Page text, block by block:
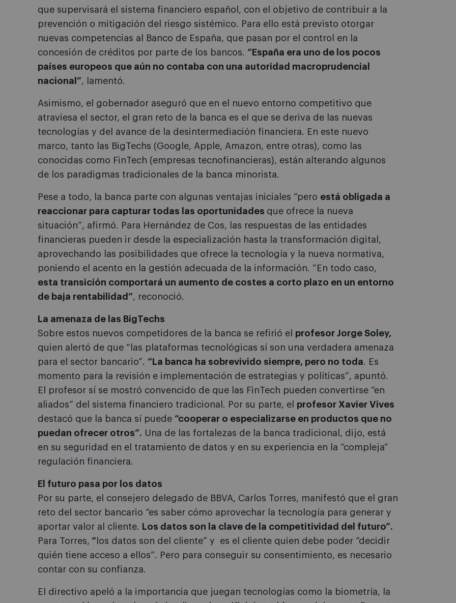
que supervisará el sistema financiero español, con el objetivo de contribuir a la
prevención o mitigación del riesgo sistémico. Para ello está previsto otorgar
nuevas competencias al Banco de España, que pasan por el control en la
concesión de créditos por parte de los bancos. “España era uno de los pocos
países europeos que aún no contaba con una autoridad macroprudencial
nacional”, lamentó.
Asimismo, el gobernador aseguró que en el nuevo entorno competitivo que
atraviesa el sector, el gran reto de la banca es el que se deriva de las nuevas
tecnologías y del avance de la desintermediación financiera. En este nuevo
marco, tanto las BigTechs (Google, Apple, Amazon, entre otras), como las
conocidas como FinTech (empresas tecnofinancieras), están alterando algunos
de los paradigmas tradicionales de la banca minorista.
Pese a todo, la banca parte con algunas ventajas iniciales “pero está obligada a
reaccionar para capturar todas las oportunidades que ofrece la nueva
situación”, afirmó. Para Hernández de Cos, las respuestas de las entidades
financieras pueden ir desde la especialización hasta la transformación digital,
aprovechando las posibilidades que ofrece la tecnología y la nueva normativa,
poniendo el acento en la gestión adecuada de la información. “En todo caso,
esta transición comportará un aumento de costes a corto plazo en un entorno
de baja rentabilidad”, reconoció.
La amenaza de las BigTechs
Sobre estos nuevos competidores de la banca se refirió el profesor Jorge Soley,
quien alertó de que “las plataformas tecnológicas sí son una verdadera amenaza
para el sector bancario”. “La banca ha sobrevivido siempre, pero no toda. Es
momento para la revisión e implementación de estrategias y políticas”, apuntó.
El profesor sí se mostró convencido de que las FinTech pueden convertirse “en
aliados” del sistema financiero tradicional. Por su parte, el profesor Xavier Vives
destacó que la banca sí puede “cooperar o especializarse en productos que no
puedan ofrecer otros”. Una de las fortalezas de la banca tradicional, dijo, está
en su seguridad en el tratamiento de datos y en su experiencia en la “compleja”
regulación financiera.
El futuro pasa por los datos
Por su parte, el consejero delegado de BBVA, Carlos Torres, manifestó que el gran
reto del sector bancario “es saber cómo aprovechar la tecnología para generar y
aportar valor al cliente. Los datos son la clave de la competitividad del futuro”.
Para Torres, “ los datos son del cliente” y es el cliente quien debe poder “decidir
quién tiene acceso a ellos”. Pero para conseguir su consentimiento, es necesario
contar con su confianza.
El directivo apeló a la importancia que juegan tecnologías como la biometría, la